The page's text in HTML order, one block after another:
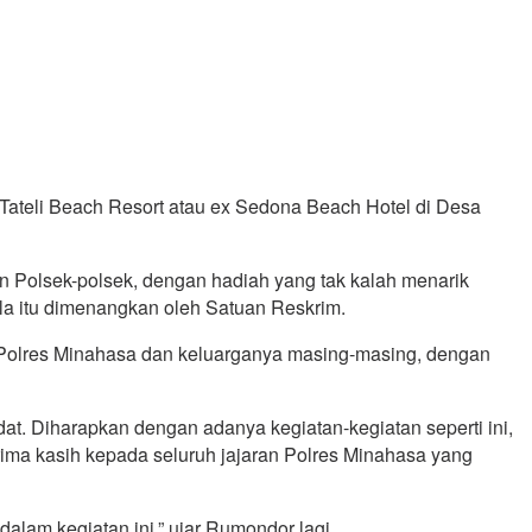
Beach Resort atau ex Sedona Beach Hotel di Desa
polsek, dengan hadiah yang tak kalah menarik
itu dimenangkan oleh Satuan Reskrim.
Minahasa dan keluarganya masing-masing, dengan
Diharapkan dengan adanya kegiatan-kegiatan seperti ini,
kasih kepada seluruh jajaran Polres Minahasa yang